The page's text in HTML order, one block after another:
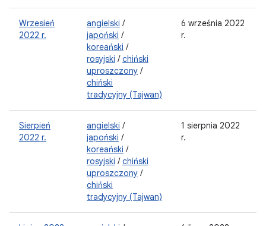
Wrzesień
2022 r.
angielski /
japoński /
koreański /
rosyjski /chiński
uproszczony /
chiński
tradycyjny (Tajwan)
6 września 2022
r.
Sierpień
2022 r.
angielski /
japoński /
koreański /
rosyjski /chiński
uproszczony /
chiński
tradycyjny (Tajwan)
1 sierpnia 2022
r.